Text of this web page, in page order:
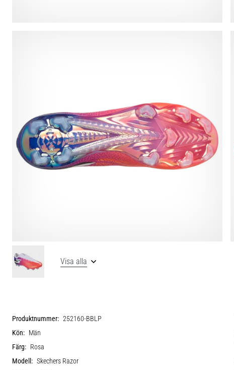
Visa alla
Produktnummer: 252160-BBLP
Kön: Män
Färg: Rosa
Modell: Skechers Razor